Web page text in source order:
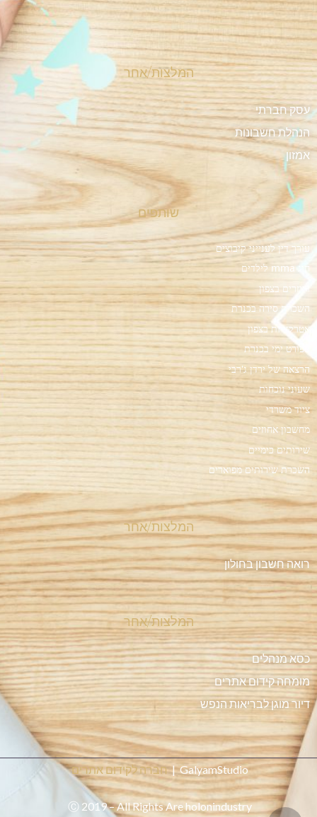
המלצות/אחר
עסק חברתי
הנהלת חשבונות
אמזון
שותפים
עורך דין לענייני קיבוצים
חוג mma לילדים
רייזרים בצפון
השכרת סירה בכנרת
אטרקציות בצפון
ספורט ימי בכנרת
הרצאה של ירדן ג'רבי
שעוני נוכחות
ציוד משרדי
מחשבון אחוזים
שירותים כימיים
השכרת שירותים מפוארים
המלצות/אחר
רואה חשבון בחולון
המלצות/אחר
כסא מנהלים
מומחה קידום אתרים
דיור מוגן לבריאות הנפש
GalyamStudio | חברה לקידום אתרים
Ⓒ 2019 – All Rights Are holonindustry